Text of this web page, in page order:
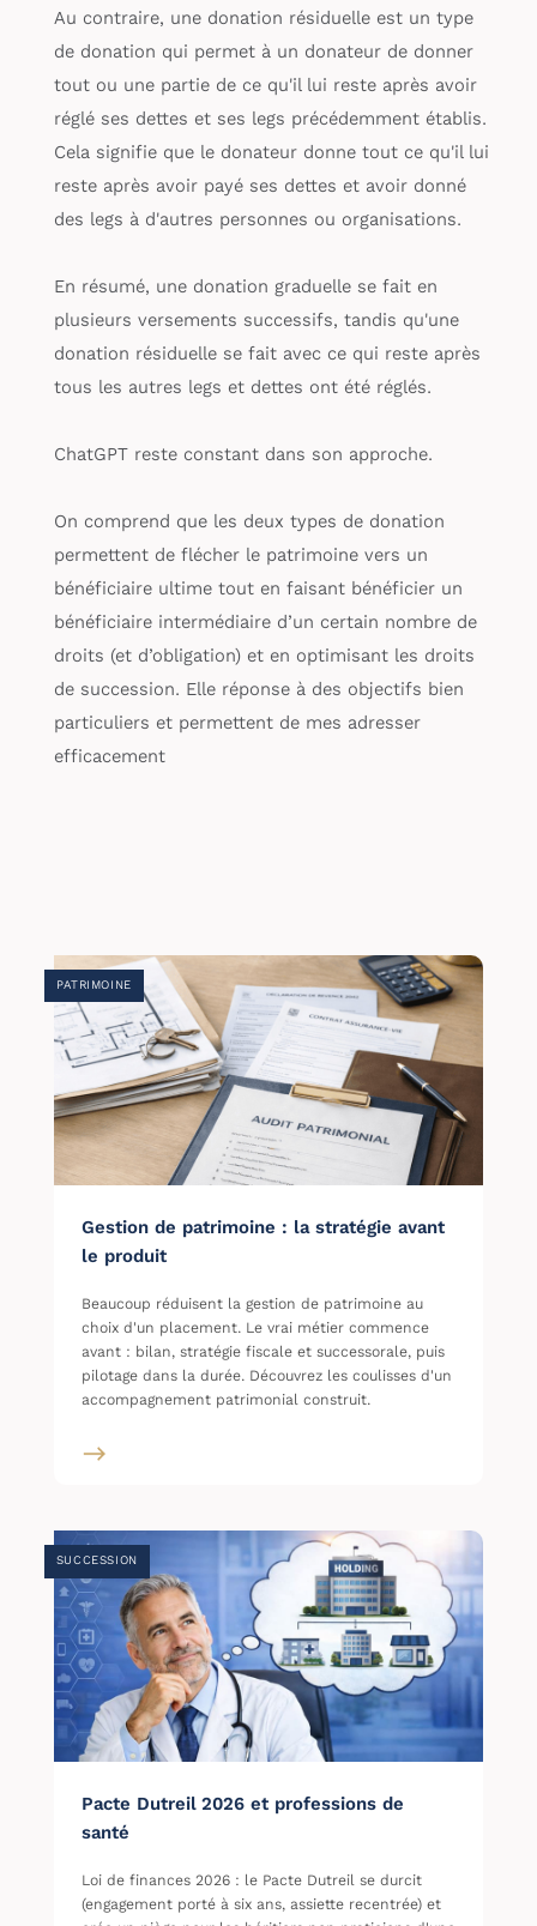
Au contraire, une donation résiduelle est un type
de donation qui permet à un donateur de donner
tout ou une partie de ce qu'il lui reste après avoir
réglé ses dettes et ses legs précédemment établis.
Cela signifie que le donateur donne tout ce qu'il lui
reste après avoir payé ses dettes et avoir donné
des legs à d'autres personnes ou organisations.
En résumé, une donation graduelle se fait en
plusieurs versements successifs, tandis qu'une
donation résiduelle se fait avec ce qui reste après
tous les autres legs et dettes ont été réglés.
ChatGPT reste constant dans son approche.
On comprend que les deux types de donation
permettent de flécher le patrimoine vers un
bénéficiaire ultime tout en faisant bénéficier un
bénéficiaire intermédiaire d’un certain nombre de
droits (et d’obligation) et en optimisant les droits
de succession. Elle réponse à des objectifs bien
particuliers et permettent de mes adresser
efficacement
PATRIMOINE
Gestion de patrimoine : la stratégie avant
le produit
Beaucoup réduisent la gestion de patrimoine au
choix d'un placement. Le vrai métier commence
avant : bilan, stratégie fiscale et successorale, puis
pilotage dans la durée. Découvrez les coulisses d'un
accompagnement patrimonial construit.
SUCCESSION
Pacte Dutreil 2026 et professions de
santé
Loi de finances 2026 : le Pacte Dutreil se durcit
(engagement porté à six ans, assiette recentrée) et